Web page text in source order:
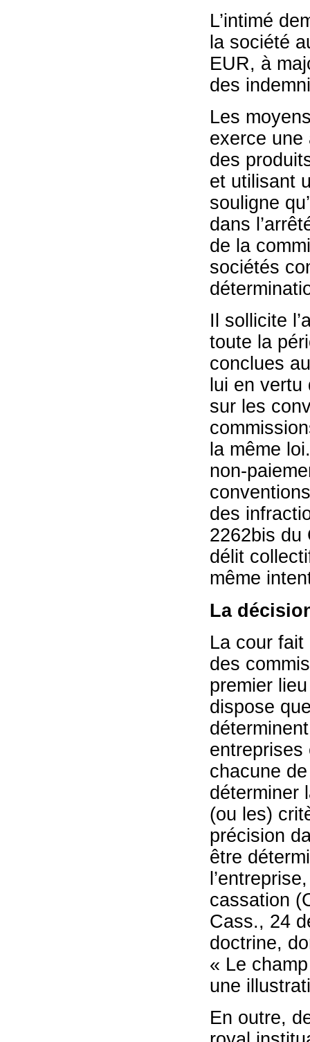
L’intimé
la société
EUR, à
des
Les
exerce une
des
et utilisant
souligne
dans
de la
sociétés
Il sollicite
toute la
conclues
lui en
sur les
la même
non-
des
2262bis du
délit
même
La
La cour fait
des
premier
dispose
entreprises
chacune
déterminer
(ou les)
précision
être
cassation
Cass., 24
doctrine,
« Le
une
En outre,